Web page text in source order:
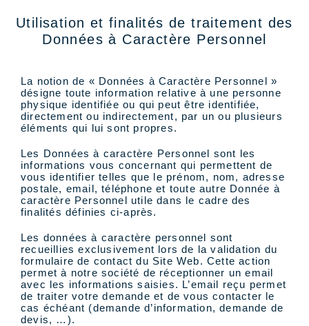
Utilisation et finalités de traitement des
Données à Caractère Personnel
La notion de « Données à Caractère Personnel »
désigne toute information relative à une personne
physique identifiée ou qui peut être identifiée,
directement ou indirectement, par un ou plusieurs
éléments qui lui sont propres.
Les Données à caractère Personnel sont les
informations vous concernant qui permettent de
vous identifier telles que le prénom, nom, adresse
postale, email, téléphone et toute autre Donnée à
caractère Personnel utile dans le cadre des
finalités définies ci-après.
Les données à caractère personnel sont
recueillies exclusivement lors de la validation du
formulaire de contact du Site Web. Cette action
permet à notre société de réceptionner un email
avec les informations saisies. L’email reçu permet
de traiter votre demande et de vous contacter le
cas échéant (demande d’information, demande de
devis, …).